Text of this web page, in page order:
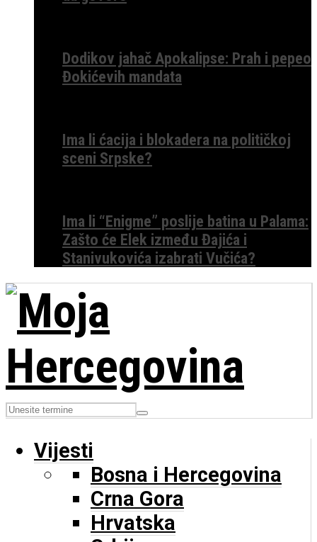
Dodikov jahač Apokalipse: Prah i pepeo
Đokićevih mandata
Ima li ćacija i blokadera na političkoj
sceni Srpske?
Ima li “Enigme” poslije batina u Palama:
Zašto će Elek između Đajića i
Stanivukovića izabrati Vučića?
Vijesti
Bosna i Hercegovina
Crna Gora
Hrvatska